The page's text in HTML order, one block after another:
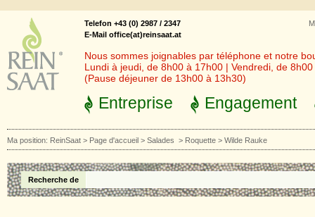
Telefon +43 (0) 2987 / 2347
E-Mail office(at)reinsaat.at
Nous sommes joignables par téléphone et notre
Lundi à jeudi, de 8h00 à 17h00 | Vendredi, de
(Pause déjeuner de 13h00 à 13h30)
Entreprise Engagement
Ma position: ReinSaat > Page d'accueil > Salades > Roquette > Wilde Rauke
Recherche de